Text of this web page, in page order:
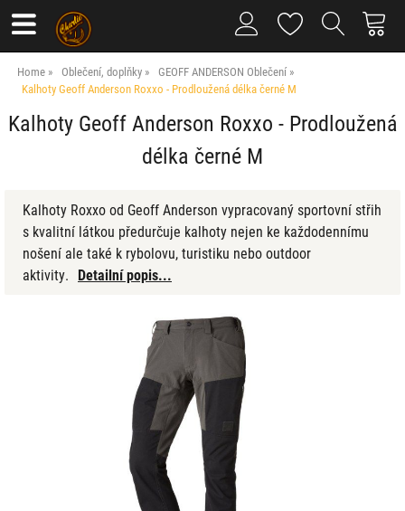
Home Oblečení, doplňky
GEOFF ANDERSON Oblečení
Kalhoty Geoff Anderson Roxxo - Prodloužená délka černé M
Kalhoty Geoff Anderson Roxxo - Prodloužená
délka černé M
Kalhoty Roxxo od Geoff Anderson vypracovaný sportovní střih
s kvalitní látkou předurčuje kalhoty nejen ke každodennímu
nošení ale také k rybolovu, turistiku nebo outdoor
aktivity. Detailní popis...